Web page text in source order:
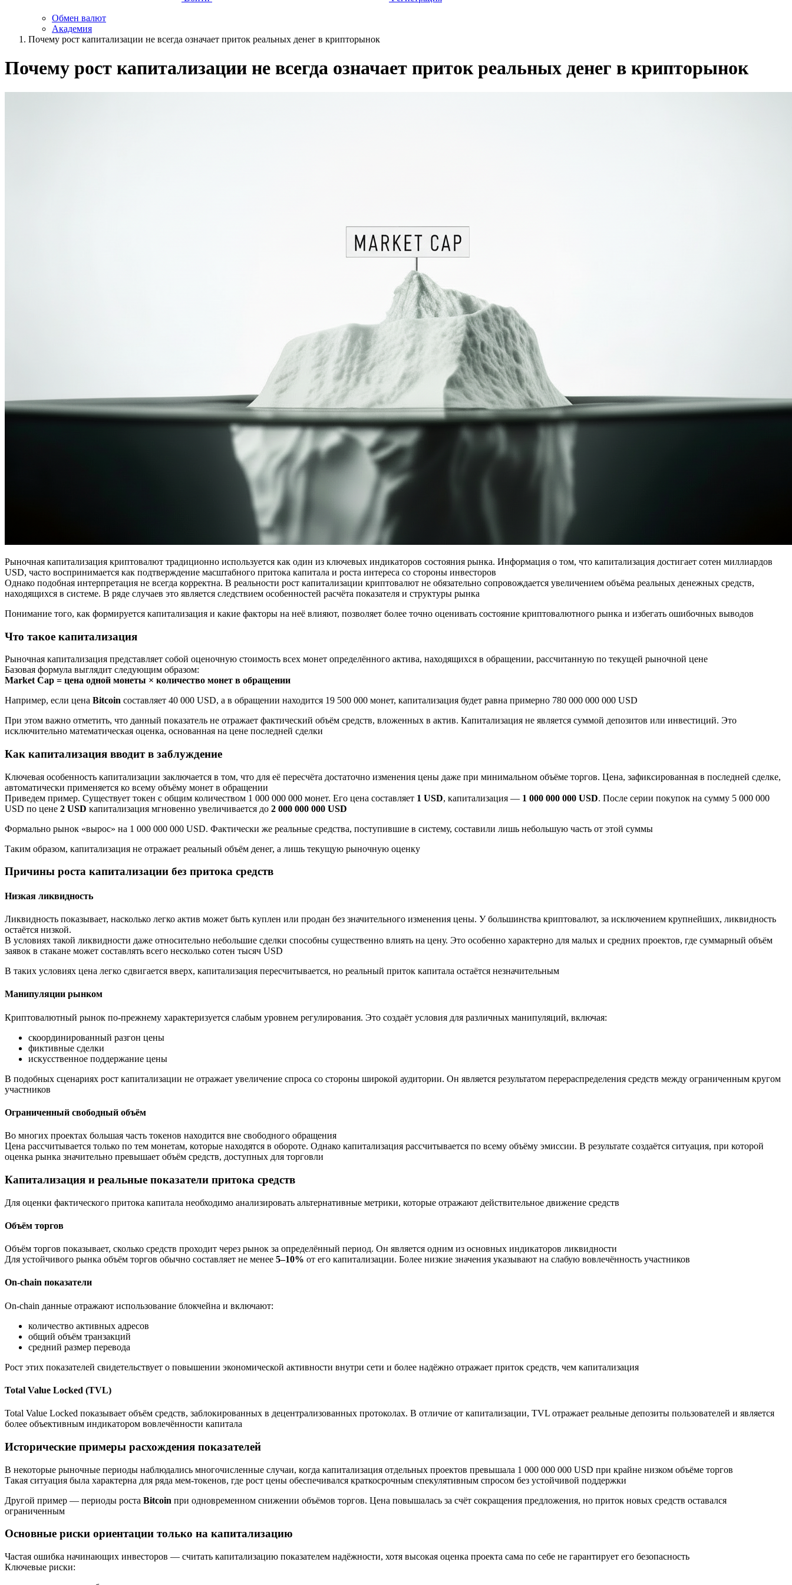
Обмен валют
Академия
Почему рост капитализации не всегда означает приток реальных денег в крипторынок
Почему рост капитализации не всегда означает приток реальных денег в крипторынок
Рыночная капитализация криптовалют традиционно используется как один из ключевых индикаторов состояния рынка. Информация о том, что капитализация достигает сотен миллиардов
USD, часто воспринимается как подтверждение масштабного притока капитала и роста интереса со стороны инвесторов
Однако подобная интерпретация не всегда корректна. В реальности рост капитализации криптовалют не обязательно сопровождается увеличением объёма реальных денежных средств,
находящихся в системе. В ряде случаев это является следствием особенностей расчёта показателя и структуры рынка
Понимание того, как формируется капитализация и какие факторы на неё влияют, позволяет более точно оценивать состояние криптовалютного рынка и избегать ошибочных выводов
Что такое капитализация
Рыночная капитализация представляет собой оценочную стоимость всех монет определённого актива, находящихся в обращении, рассчитанную по текущей рыночной цене
Базовая формула выглядит следующим образом:
Market Cap = цена одной монеты × количество монет в обращении
Например, если цена Bitcoin составляет 40 000 USD, а в обращении находится 19 500 000 монет, капитализация будет равна примерно 780 000 000 000 USD
При этом важно отметить, что данный показатель не отражает фактический объём средств, вложенных в актив. Капитализация не является суммой депозитов или инвестиций. Это
исключительно математическая оценка, основанная на цене последней сделки
Как капитализация вводит в заблуждение
Ключевая особенность капитализации заключается в том, что для её пересчёта достаточно изменения цены даже при минимальном объёме торгов. Цена, зафиксированная в последней сделке,
автоматически применяется ко всему объёму монет в обращении
Приведем пример. Существует токен с общим количеством 1 000 000 000 монет. Его цена составляет 1 USD, капитализация — 1 000 000 000 USD. После серии покупок на сумму 5 000 000
USD по цене 2 USD капитализация мгновенно увеличивается до 2 000 000 000 USD
Формально рынок «вырос» на 1 000 000 000 USD. Фактически же реальные средства, поступившие в систему, составили лишь небольшую часть от этой суммы
Таким образом, капитализация не отражает реальный объём денег, а лишь текущую рыночную оценку
Причины роста капитализации без притока средств
Низкая ликвидность
Ликвидность показывает, насколько легко актив может быть куплен или продан без значительного изменения цены. У большинства криптовалют, за исключением крупнейших, ликвидность
остаётся низкой.
В условиях такой ликвидности даже относительно небольшие сделки способны существенно влиять на цену. Это особенно характерно для малых и средних проектов, где суммарный объём
заявок в стакане может составлять всего несколько сотен тысяч USD
В таких условиях цена легко сдвигается вверх, капитализация пересчитывается, но реальный приток капитала остаётся незначительным
Манипуляции рынком
Криптовалютный рынок по-прежнему характеризуется слабым уровнем регулирования. Это создаёт условия для различных манипуляций, включая:
скоординированный разгон цены
фиктивные сделки
искусственное поддержание цены
В подобных сценариях рост капитализации не отражает увеличение спроса со стороны широкой аудитории. Он является результатом перераспределения средств между ограниченным кругом
участников
Ограниченный свободный объём
Во многих проектах большая часть токенов находится вне свободного обращения
Цена рассчитывается только по тем монетам, которые находятся в обороте. Однако капитализация рассчитывается по всему объёму эмиссии. В результате создаётся ситуация, при которой
оценка рынка значительно превышает объём средств, доступных для торговли
Капитализация и реальные показатели притока средств
Для оценки фактического притока капитала необходимо анализировать альтернативные метрики, которые отражают действительное движение средств
Объём торгов
Объём торгов показывает, сколько средств проходит через рынок за определённый период. Он является одним из основных индикаторов ликвидности
Для устойчивого рынка объём торгов обычно составляет не менее 5–10% от его капитализации. Более низкие значения указывают на слабую вовлечённость участников
On-chain показатели
On-chain данные отражают использование блокчейна и включают:
количество активных адресов
общий объём транзакций
средний размер перевода
Рост этих показателей свидетельствует о повышении экономической активности внутри сети и более надёжно отражает приток средств, чем капитализация
Total Value Locked (TVL)
Total Value Locked показывает объём средств, заблокированных в децентрализованных протоколах. В отличие от капитализации, TVL отражает реальные депозиты пользователей и является
более объективным индикатором вовлечённости капитала
Исторические примеры расхождения показателей
В некоторые рыночные периоды наблюдались многочисленные случаи, когда капитализация отдельных проектов превышала 1 000 000 000 USD при крайне низком объёме торгов
Такая ситуация была характерна для ряда мем-токенов, где рост цены обеспечивался краткосрочным спекулятивным спросом без устойчивой поддержки
Другой пример — периоды роста Bitcoin при одновременном снижении объёмов торгов. Цена повышалась за счёт сокращения предложения, но приток новых средств оставался
ограниченным
Основные риски ориентации только на капитализацию
Частая ошибка начинающих инвесторов — считать капитализацию показателем надёжности, хотя высокая оценка проекта сама по себе не гарантирует его безопасность
Ключевые риски: